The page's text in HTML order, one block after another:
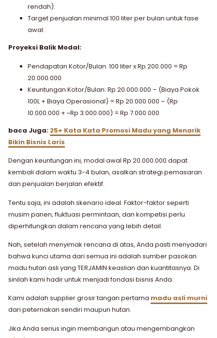
rendah).
Target penjualan minimal 100 liter per bulan untuk fase
awal.
Proyeksi Balik Modal:
Pendapatan Kotor/Bulan: 100 liter x Rp 200.000 = Rp
20.000.000
Keuntungan Kotor/Bulan: Rp 20.000.000 – (Biaya Pokok
100L + Biaya Operasional) = Rp 20.000.000 – (Rp
10.000.000 + ~Rp 3.000.000) = Rp 7.000.000
baca Juga: 25+ Kata Kata Promosi Madu yang Menarik
Bikin Bisnis Laris
Dengan keuntungan ini, modal awal Rp 20.000.000 dapat
kembali dalam waktu 3-4 bulan, asalkan strategi pemasaran
dan penjualan berjalan efektif.
Tentu saja, ini adalah skenario ideal. Faktor-faktor seperti
musim panen, fluktuasi permintaan, dan kompetisi perlu
diperhitungkan dalam rencana yang lebih detail.
Nah, setelah menyimak rencana di atas, Anda pasti menyadari
bahwa kunci utama dari semua ini adalah sumber pasokan
madu hutan asli yang TERJAMIN keaslian dan kuantitasnya. Di
sinilah kami hadir untuk menjadi fondasi bisnis Anda.
Kami adalah supplier grosir tangan pertama madu asli murni
dari peternakan sendiri maupun hutan.
Jika Anda serius ingin membangun atau mengembangkan